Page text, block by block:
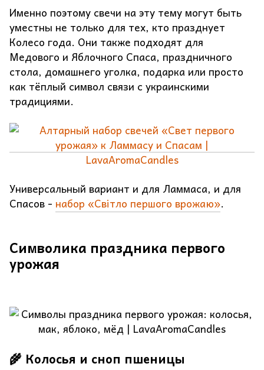
Именно поэтому свечи на эту тему могут быть
уместны не только для тех, кто празднует
Колесо года. Они также подходят для
Медового и Яблочного Спаса, праздничного
стола, домашнего уголка, подарка или просто
как тёплый символ связи с украинскими
традициями.
Универсальный вариант и для Ламмаса, и для
Спасов - набор «Світло першого врожаю».
Символика праздника первого
урожая
🌾 Колосья и сноп пшеницы